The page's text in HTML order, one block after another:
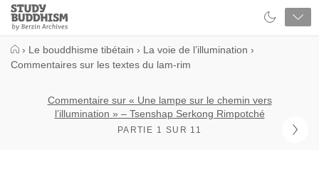
Close
Study
Buddhism
› Le bouddhisme tibétain › La voie de l’illumination ›
Commentaires sur les textes du lam-rim
Commentaire sur « Une lampe sur le chemin vers
l’illumination » – Tsenshap Serkong Rimpotché
PARTIE 1 SUR 11